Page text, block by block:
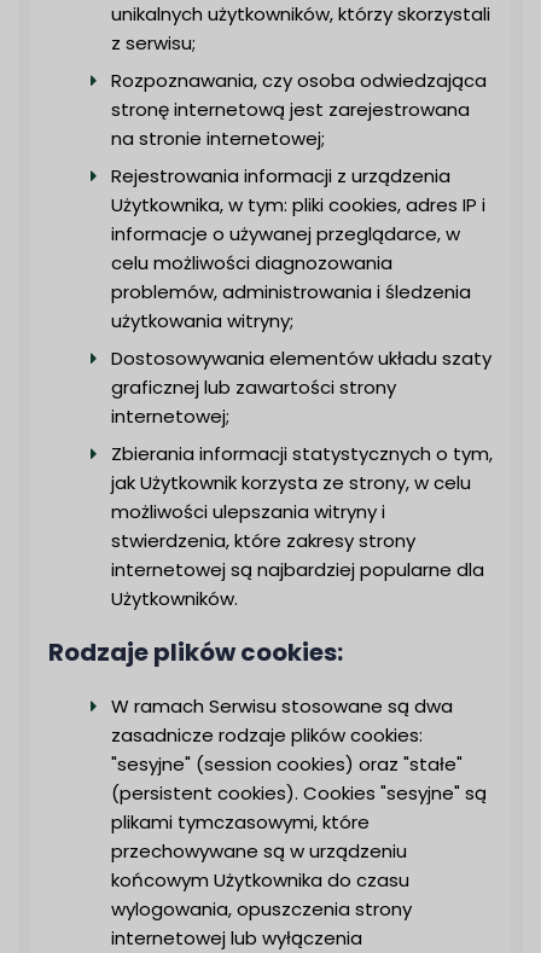
unikalnych użytkowników, którzy skorzystali
z serwisu;
Rozpoznawania, czy osoba odwiedzająca
stronę internetową jest zarejestrowana
na stronie internetowej;
Rejestrowania informacji z urządzenia
Użytkownika, w tym: pliki cookies, adres IP i
informacje o używanej przeglądarce, w
celu możliwości diagnozowania
problemów, administrowania i śledzenia
użytkowania witryny;
Dostosowywania elementów układu szaty
graficznej lub zawartości strony
internetowej;
Zbierania informacji statystycznych o tym,
jak Użytkownik korzysta ze strony, w celu
możliwości ulepszania witryny i
stwierdzenia, które zakresy strony
internetowej są najbardziej popularne dla
Użytkowników.
Rodzaje plików cookies:
W ramach Serwisu stosowane są dwa
zasadnicze rodzaje plików cookies:
"sesyjne" (session cookies) oraz "stałe"
(persistent cookies). Cookies "sesyjne" są
plikami tymczasowymi, które
przechowywane są w urządzeniu
końcowym Użytkownika do czasu
wylogowania, opuszczenia strony
internetowej lub wyłączenia